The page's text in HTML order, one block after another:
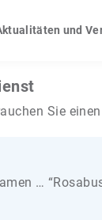
startenund
Sie
…